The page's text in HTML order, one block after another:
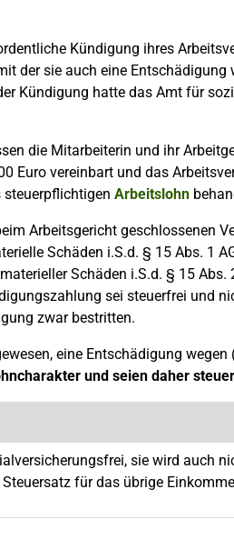
Kündigung ihres
der sie auch eine Entschädigung
Kündigung hatte das Amt für
die Mitarbeiterin und ihr
Euro vereinbart und das
Arbeitslohn
Arbeitsgericht geschlossenen
Schäden i.S.d. § 15 Abs. 1
Schäden i.S.d. § 15 Abs.
sei steuerfrei und
zwar bestritten.
eine Entschädigung
und seien daher
sie wird auch
für das übrige